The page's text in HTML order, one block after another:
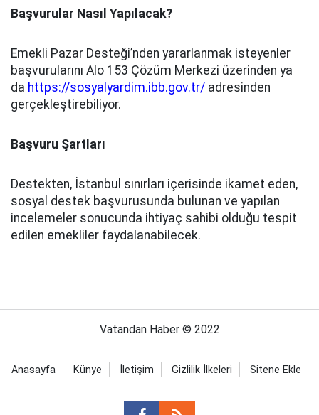
Başvurular Nasıl Yapılacak?
Emekli Pazar Desteği’nden yararlanmak isteyenler
başvurularını Alo 153 Çözüm Merkezi üzerinden ya
da https://sosyalyardim.ibb.gov.tr/ adresinden
gerçekleştirebiliyor.
Başvuru Şartları
Destekten, İstanbul sınırları içerisinde ikamet eden,
sosyal destek başvurusunda bulunan ve yapılan
incelemeler sonucunda ihtiyaç sahibi olduğu tespit
edilen emekliler faydalanabilecek.
Vatandan Haber © 2022
Anasayfa Künye İletişim Gizlilik İlkeleri Sitene Ekle